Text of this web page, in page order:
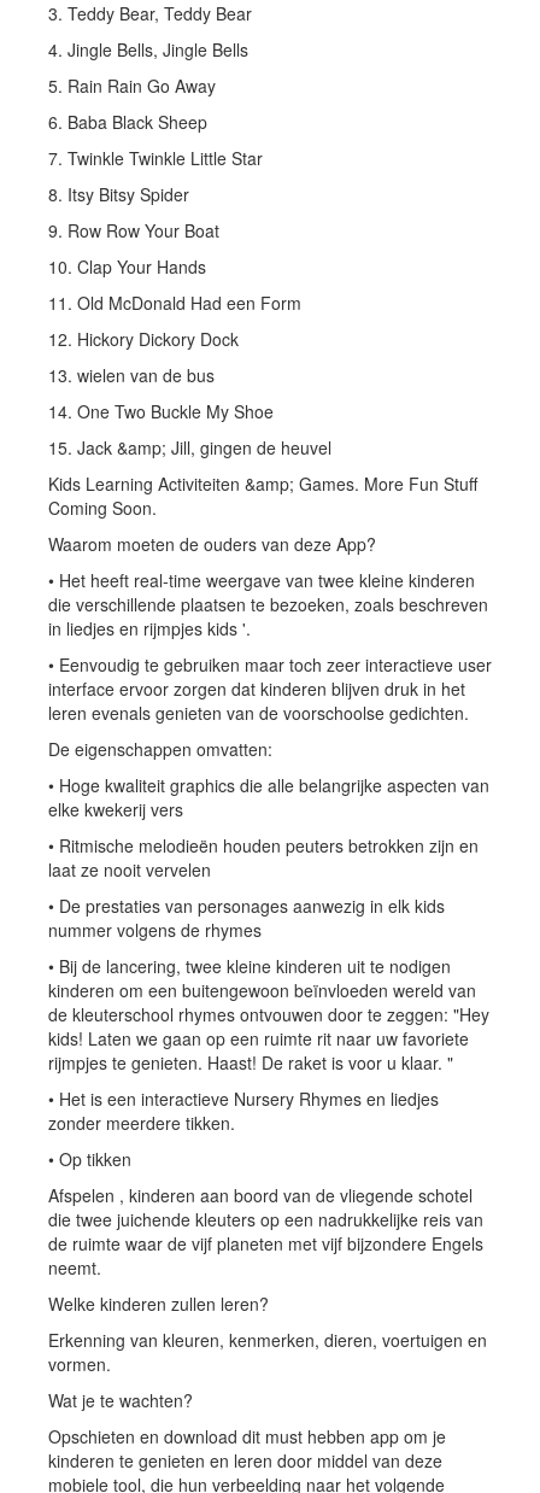
3. Teddy Bear, Teddy Bear
4. Jingle Bells, Jingle Bells
5. Rain Rain Go Away
6. Baba Black Sheep
7. Twinkle Twinkle Little Star
8. Itsy Bitsy Spider
9. Row Row Your Boat
10. Clap Your Hands
11. Old McDonald Had een Form
12. Hickory Dickory Dock
13. wielen van de bus
14. One Two Buckle My Shoe
15. Jack &amp; Jill, gingen de heuvel
Kids Learning Activiteiten &amp; Games. More Fun Stuff
Coming Soon.
Waarom moeten de ouders van deze App?
• Het heeft real-time weergave van twee kleine kinderen
die verschillende plaatsen te bezoeken, zoals beschreven
in liedjes en rijmpjes kids '.
• Eenvoudig te gebruiken maar toch zeer interactieve user
interface ervoor zorgen dat kinderen blijven druk in het
leren evenals genieten van de voorschoolse gedichten.
De eigenschappen omvatten:
• Hoge kwaliteit graphics die alle belangrijke aspecten van
elke kwekerij vers
• Ritmische melodieën houden peuters betrokken zijn en
laat ze nooit vervelen
• De prestaties van personages aanwezig in elk kids
nummer volgens de rhymes
• Bij de lancering, twee kleine kinderen uit te nodigen
kinderen om een ​​buitengewoon beïnvloeden wereld van
de kleuterschool rhymes ontvouwen door te zeggen: "Hey
kids! Laten we gaan op een ruimte rit naar uw favoriete
rijmpjes te genieten. Haast! De raket is voor u klaar. "
• Het is een interactieve Nursery Rhymes en liedjes
zonder meerdere tikken.
• Op tikken
Afspelen , kinderen aan boord van de vliegende schotel
die twee juichende kleuters op een nadrukkelijke reis van
de ruimte waar de vijf planeten met vijf bijzondere Engels
neemt.
Welke kinderen zullen leren?
Erkenning van kleuren, kenmerken, dieren, voertuigen en
vormen.
Wat je te wachten?
Opschieten en download dit must hebben app om je
kinderen te genieten en leren door middel van deze
mobiele tool, die hun verbeelding naar het volgende